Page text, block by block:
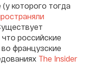
которого тогда
российские
французские
The Insider